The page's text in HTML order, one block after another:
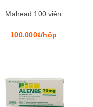
Mahead 100 viên
100.000₫/hộp